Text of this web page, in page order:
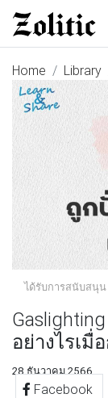
Home Library
ได้รับการสนับสนุน
อย่างไรเมื่
28 ธันวาคม 2566
Facebook